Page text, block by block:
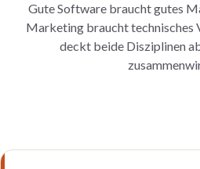
Gute Software braucht gutes
Marketing braucht technisches
deckt beide Disziplinen